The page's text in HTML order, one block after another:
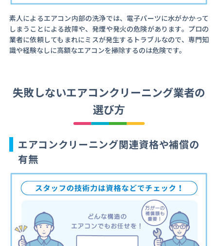
素人によるエアコン内部の洗浄では、電子パーツに水がかかって
しまうことによる故障や、発煙や発火の危険があります。プロの
業者に依頼してもまれにミスが発生するトラブルなので、専門知
識や経験なしに高額なエアコンを掃除するのは危険です。
失敗しないエアコンクリーニング業者の
選び方
エアコンクリーニング関連資格や補償の
有無